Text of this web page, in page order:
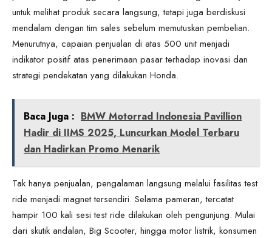
untuk melihat produk secara langsung, tetapi juga berdiskusi
mendalam dengan tim sales sebelum memutuskan pembelian.
Menurutnya, capaian penjualan di atas 500 unit menjadi
indikator positif atas penerimaan pasar terhadap inovasi dan
strategi pendekatan yang dilakukan Honda.
Baca Juga : BMW Motorrad Indonesia Pavillion
Hadir di IIMS 2025, Luncurkan Model Terbaru
dan Hadirkan Promo Menarik
Tak hanya penjualan, pengalaman langsung melalui fasilitas test
ride menjadi magnet tersendiri. Selama pameran, tercatat
hampir 100 kali sesi test ride dilakukan oleh pengunjung. Mulai
dari skutik andalan, Big Scooter, hingga motor listrik, konsumen